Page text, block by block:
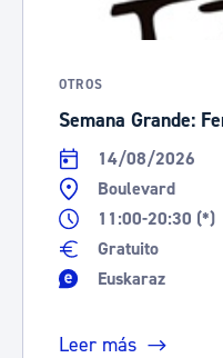
OTROS
Semana Grande:
14/08/2026
Boulevard
11:00-20:30 (*)
Gratuito
Euskaraz
Leer más